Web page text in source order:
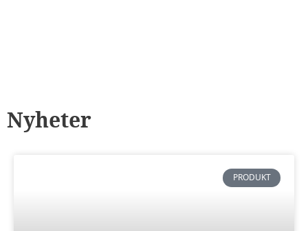
Nyheter
PRODUKT